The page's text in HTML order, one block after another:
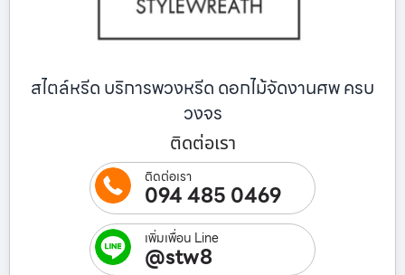
สไตล์หรีด บริการพวงหรีด ดอกไม้จัดงานศพ ครบ
วงจร
ติดต่อเรา
ติดต่อเรา
094 485 0469
เพิ่มเพื่อน Line
@stw8